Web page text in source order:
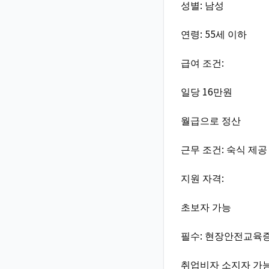
성별: 남성
연령: 55세 이하
급여 조건:
일당 16만원
월급으로 정산
근무 조건: 숙식 제공
지원 자격:
초보자 가능
필수: 현장안전교육
취업비자 소지자 가